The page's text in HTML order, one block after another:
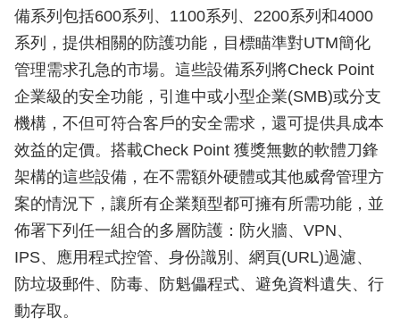
備系列包括600系列、1100系列、2200系列和4000
系列，提供相關的防護功能，目標瞄準對UTM簡化
管理需求孔急的市場。這些設備系列將Check Point
企業級的安全功能，引進中或小型企業(SMB)或分支
機構，不但可符合客戶的安全需求，還可提供具成本
效益的定價。搭載Check Point 獲獎無數的軟體刀鋒
架構的這些設備，在不需額外硬體或其他威脅管理方
案的情況下，讓所有企業類型都可擁有所需功能，並
佈署下列任一組合的多層防護：防火牆、VPN、
IPS、應用程式控管、身份識別、網頁(URL)過濾、
防垃圾郵件、防毒、防魁儡程式、避免資料遺失、行
動存取。